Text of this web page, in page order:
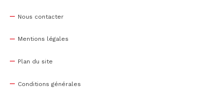
Nous contacter
Mentions légales
Plan du site
Conditions générales